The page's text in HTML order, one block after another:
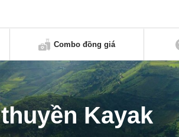
Combo đồng giá
thuyền Kayak